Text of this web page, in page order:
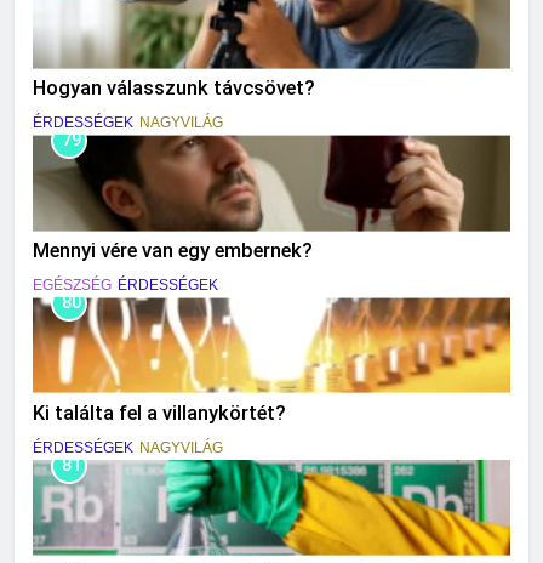
Hogyan válasszunk távcsövet?
ÉRDESSÉGEK NAGYVILÁG
79
Mennyi vére van egy embernek?
EGÉSZSÉG ÉRDESSÉGEK
80
Ki találta fel a villanykörtét?
ÉRDESSÉGEK NAGYVILÁG
81